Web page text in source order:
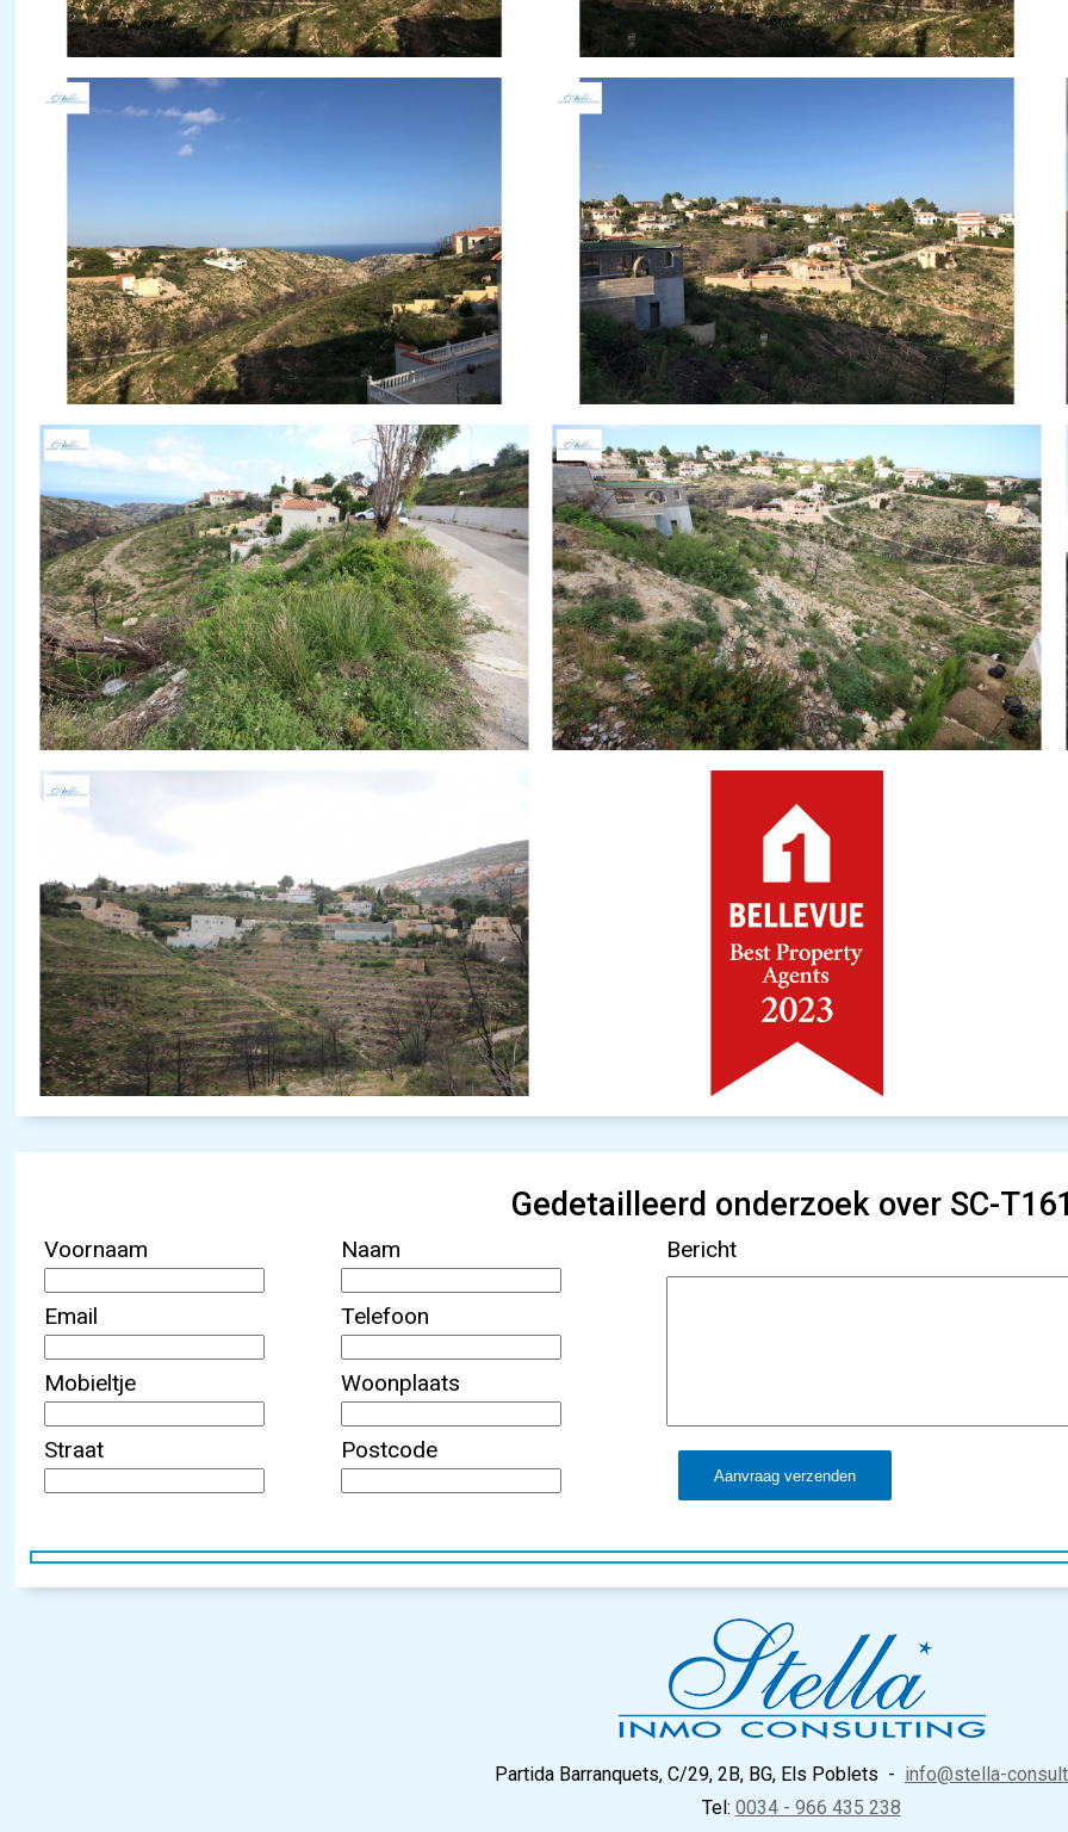
Gedetailleerd onderzoek over SC-
Voornaam Naam
Email Telefoon
Mobieltje Woonplaats
Straat Postcode
Bericht
Aanvraag verzenden
Partida Barranquets, C/29, 2B, BG, Els Poblets - info@stella-
Tel: 0034 - 966 435 238